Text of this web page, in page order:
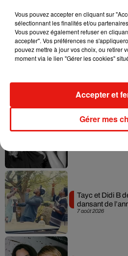
Musique
Julien Lieb
Madonna sort
7 août 2026
Tayc et Didi B
dansant de
Vous pouvez accepter en cliquant sur
sélectionnant les finalités et/ou
Vous pouvez également refuser en
accepter". Vos préférences ne
pouvez mettre à jour vos choix, ou retirer
moment via le lien "Gérer les cookies"
Gérer mes
Accepter et